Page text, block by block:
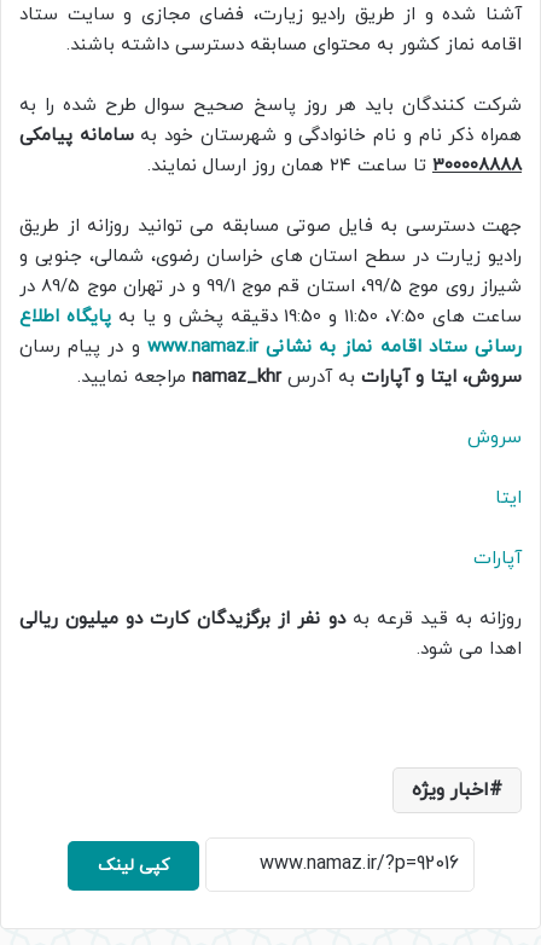
آشنا شده و از طریق رادیو زیارت، فضای مجازی و سایت ستاد
اقامه نماز کشور به محتوای مسابقه دسترسی داشته باشند.
شرکت کنندگان باید هر روز پاسخ صحیح سوال طرح شده را به
همراه ذکر نام و نام خانوادگی و شهرستان خود بهسامانه پیامکی
۳۰۰۰۰۸۸۸۸ تا ساعت ۲۴ همان روز ارسال نمایند.
جهت دسترسی به فایل صوتی مسابقه می توانید روزانه از طریق
رادیو زیارت در سطح استان های خراسان رضوی، شمالی، جنوبی و
شیراز روی موج 99/5، استان قم موج 99/1 و در تهران موج 89/5 در
ساعت های 7:50، 11:50 و 19:50 دقیقه پخش و یا به
پایگاه اطلاع
رسانی ستاد اقامه نماز به نشانی www.namaz.ir
و در پیام رسان
سروش، ایتا و آپارات به آدرسnamaz_khr مراجعه نمایید.
سروش
ایتا
آپارات
روزانه به قید قرعه بهدو نفر از برگزیدگان کارت دو میلیون ریالی
اهدا می شود.
اخبار ویژه
کپی لینک